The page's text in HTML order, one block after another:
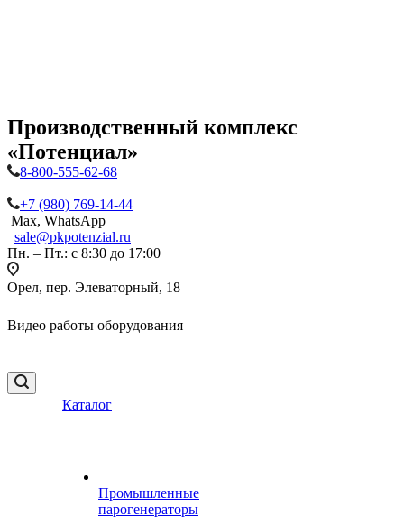
Производственный комплекс
«Потенциал»
8-800-555-62-68
+7 (980) 769-14-44
Max, WhatsApp
sale@pkpotenzial.ru
Пн. – Пт.: с 8:30 до 17:00
Орел, пер. Элеваторный, 18
Видео работы оборудования
Каталог
Промышленные
парогенераторы